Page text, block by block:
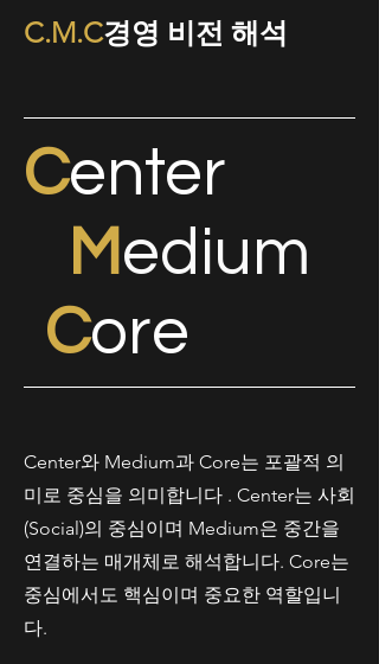
C.M.C경영 비전 해석
Center
Medium
Core
Center와 Medium과 Core는 포괄적 의
미로 중심을 의미합니다 . Center는 사회
(Social)의 중심이며 Medium은 중간을
연결하는 매개체로 해석합니다. Core는
중심에서도 핵심이며 중요한 역할입니
다.